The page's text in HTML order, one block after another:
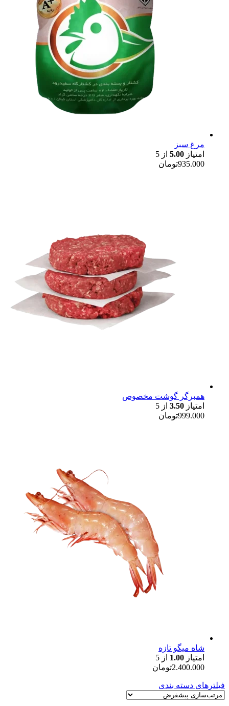
مرغ سبز
امتیاز 5.00 از 5
935.000تومان
همبرگر گوشت مخصوص
امتیاز 3.50 از 5
999.000تومان
شاه میگو تازه
امتیاز 1.00 از 5
2.400.000تومان
فیلترهای دسته بندی